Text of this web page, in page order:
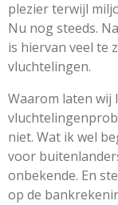
plezier terwijl
Nu nog steeds.
is hiervan veel te
vluchtelingen.
Waarom laten
niet. Wat ik wel
voor
onbekende. En
op de